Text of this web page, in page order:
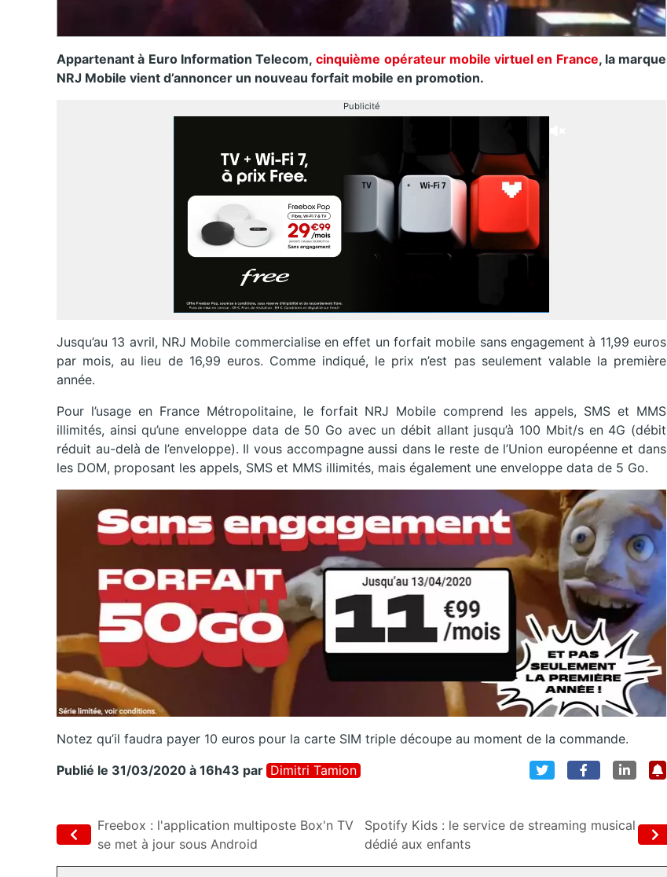
Appartenant à Euro Information Telecom,cinquième opérateur mobile virtuel en France, la marque
NRJ Mobile vient d’annoncer un nouveau forfait mobile en promotion.
Publicité
Jusqu’au 13 avril, NRJ Mobile commercialise en effet un forfait mobile sans engagement à 11,99 euros
par mois, au lieu de 16,99 euros. Comme indiqué, le prix n’est pas seulement valable la première
année.
Pour l’usage en France Métropolitaine, le forfait NRJ Mobile comprend les appels, SMS et MMS
illimités, ainsi qu’une enveloppe data de 50 Go avec un débit allant jusqu’à 100 Mbit/s en 4G (débit
réduit au-delà de l’enveloppe). Il vous accompagne aussi dans le reste de l’Union européenne et dans
les DOM, proposant les appels, SMS et MMS illimités, mais également une enveloppe data de 5 Go.
Notez qu’il faudra payer 10 euros pour la carte SIM triple découpe au moment de la commande.
Publié le 31/03/2020 à 16h43 par Dimitri Tamion
Freebox : l'application multiposte Box'n TV
se met à jour sous Android
Spotify Kids : le service de streaming musical
dédié aux enfants